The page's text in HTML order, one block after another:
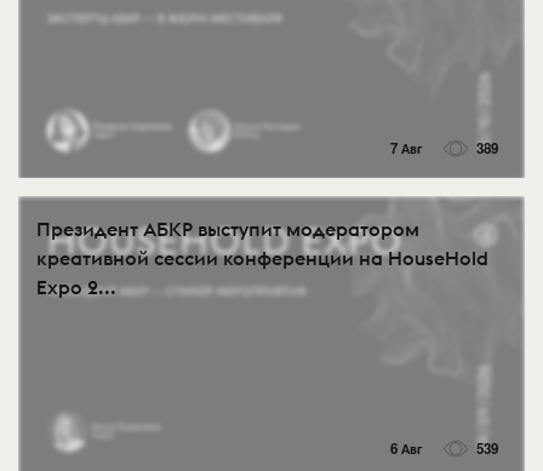
7 Авг 389
Президент АБКР выступит модератором
креативной сессии конференции на HouseHold
Expo 2...
6 Авг 539